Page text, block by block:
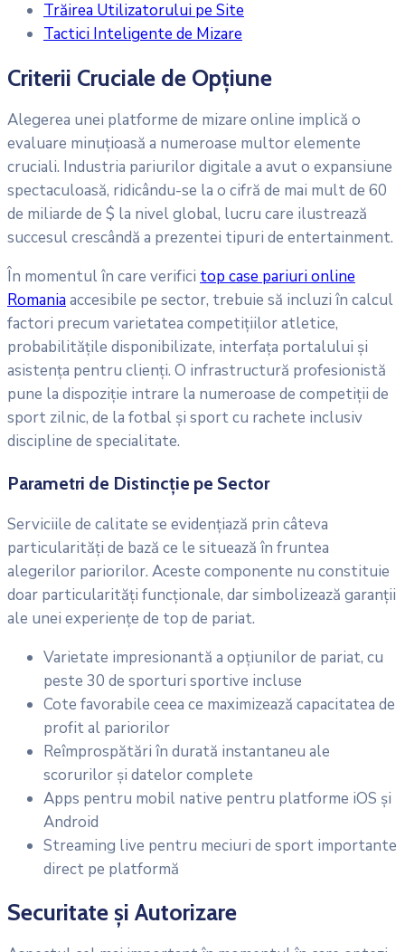
Trăirea Utilizatorului pe Site
Tactici Inteligente de Mizare
Criterii Cruciale de Opțiune
Alegerea unei platforme de mizare online implică o
evaluare minuțioasă a numeroase multor elemente
cruciali. Industria pariurilor digitale a avut o expansiune
spectaculoasă, ridicându-se la o cifră de mai mult de 60
de miliarde de $ la nivel global, lucru care ilustrează
succesul crescândă a prezentei tipuri de entertainment.
În momentul în care verifici top case pariuri online
Romaniaaccesibile pe sector, trebuie să incluzi în calcul
factori precum varietatea competițiilor atletice,
probabilitățile disponibilizate, interfața portalului și
asistența pentru clienți. O infrastructură profesionistă
pune la dispoziție intrare la numeroase de competiții de
sport zilnic, de la fotbal și sport cu rachete inclusiv
discipline de specialitate.
Parametri de Distincție pe Sector
Serviciile de calitate se evidențiază prin câteva
particularități de bază ce le situează în fruntea
alegerilor pariorilor. Aceste componente nu constituie
doar particularități funcționale, dar simbolizează garanții
ale unei experiențe de top de pariat.
Varietate impresionantă a opțiunilor de pariat, cu
peste 30 de sporturi sportive incluse
Cote favorabile ceea ce maximizează capacitatea de
profit al pariorilor
Reîmprospătări în durată instantaneu ale
scorurilor și datelor complete
Apps pentru mobil native pentru platforme iOS și
Android
Streaming live pentru meciuri de sport importante
direct pe platformă
Securitate și Autorizare